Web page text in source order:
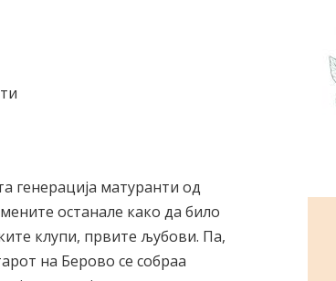
генерација матуранти од
останале како да било
клупи, првите љубови. Па,
на Берово се собраа